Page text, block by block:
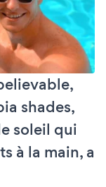
shades,
soleil qui
à la main, a